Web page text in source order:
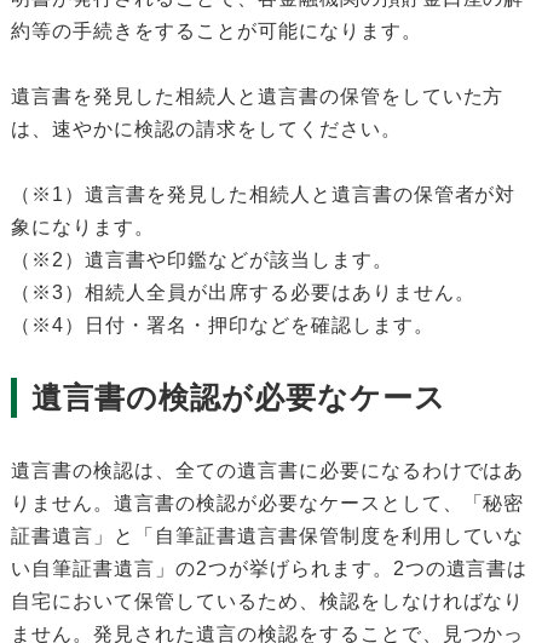
約等の手続きをすることが可能になります。
遺言書を発見した相続人と遺言書の保管をしていた方
は、速やかに検認の請求をしてください。
（※1）遺言書を発見した相続人と遺言書の保管者が対
象になります。
（※2）遺言書や印鑑などが該当します。
（※3）相続人全員が出席する必要はありません。
（※4）日付・署名・押印などを確認します。
遺言書の検認が必要なケース
遺言書の検認は、全ての遺言書に必要になるわけではあ
りません。遺言書の検認が必要なケースとして、「秘密
証書遺言」と「自筆証書遺言書保管制度を利用していな
い自筆証書遺言」の2つが挙げられます。2つの遺言書は
自宅において保管しているため、検認をしなければなり
ません。発見された遺言の検認をすることで、見つかっ